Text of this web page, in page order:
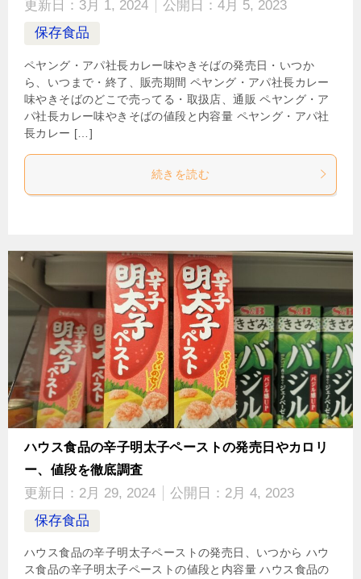
更新日： 3月 1, 2024 公開日： 4月 5, 2023
保存食品
ペヤング・アパ社長カレー味やきそばの発売日・いつか
ら、いつまで・終了、販売期間 ペヤング・アパ社長カレー
味やきそばのどこで売ってる・取扱店、通販 ペヤング・ア
パ社長カレー味やきそばの値段と内容量 ペヤング・アパ社
長カレー […]
続きを読む
ハウス食品の辛子明太子ペーストの発売日やカロリ
ー、値段を徹底調査
更新日： 2月 29, 2024 公開日： 2月 4, 2023
保存食品
ハウス食品の辛子明太子ペーストの発売日、いつから ハウ
ス食品の辛子明太子ペーストの値段と内容量 ハウス食品の